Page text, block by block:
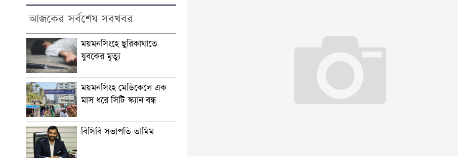
আজকের সর্বশেষ সবখবর
ময়মনসিংহে ছুরিকাঘাতে
যুবকের মৃত্যু
ময়মনসিংহ মেডিকেলে এক
মাস ধরে সিটি স্ক্যান বন্ধ
বিসিবি সভাপতি তামিম